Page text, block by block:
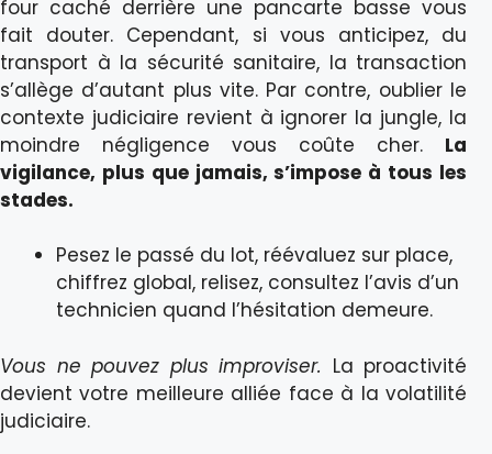
four caché derrière une pancarte basse vous
fait douter. Cependant, si vous anticipez, du
transport à la sécurité sanitaire, la transaction
s’allège d’autant plus vite. Par contre, oublier le
contexte judiciaire revient à ignorer la jungle, la
moindre négligence vous coûte cher. La
vigilance, plus que jamais, s’impose à tous les
stades.
Pesez le passé du lot, réévaluez sur place,
chiffrez global, relisez, consultez l’avis d’un
technicien quand l’hésitation demeure.
Vous ne pouvez plus improviser. La proactivité
devient votre meilleure alliée face à la volatilité
judiciaire.